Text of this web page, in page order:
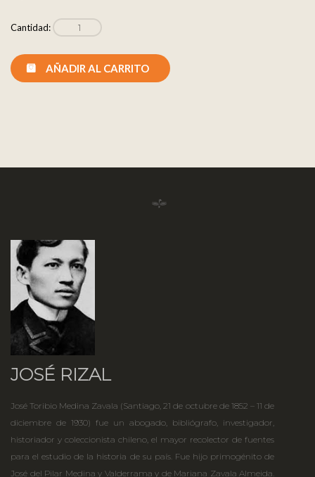
Cantidad:
AÑADIR AL CARRITO
JOSÉ RIZAL
José Toribio Medina Zavala (Santiago, 21 de octubre de 1852 – 11 de
diciembre de 1930) fue un abogado, bibliógrafo, investigador,
historiador y coleccionista chileno, el mayor recolector de fuentes
para el estudio de la historia de su país. Fue hijo primogénito de
José del Pilar Medina y Valderrama y de Mariana Zavala Almeida.